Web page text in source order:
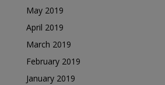
May 2019
April 2019
March 2019
February 2019
January 2019